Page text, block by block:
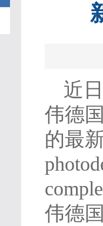
近
伟德
的最
伟德